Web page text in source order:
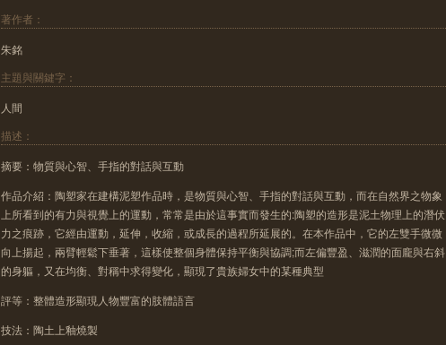
著作者：
朱銘
主題與關鍵字：
人間
描述：
摘要：物質與心智、手指的對話與互動
作品介紹：陶塑家在建構泥塑作品時，是物質與心智、手指的對話與互動，而在自然界之物象
上所看到的有力與視覺上的運動，常常是由於這事實而發生的:陶塑的造形是泥土物理上的潛伏
力之痕跡，它經由運動，延伸，收縮，或成長的過程所延展的。在本作品中，它的左雙手微微
向上揚起，兩臂輕鬆下垂著，這樣使整個身體保持平衡與協調;而左偏豐盈、滋潤的面龐與右斜
的身軀，又在均衡、對稱中求得變化，顯現了貴族婦女中的某種典型
評等：整體造形顯現人物豐富的肢體語言
技法：陶土上釉燒製